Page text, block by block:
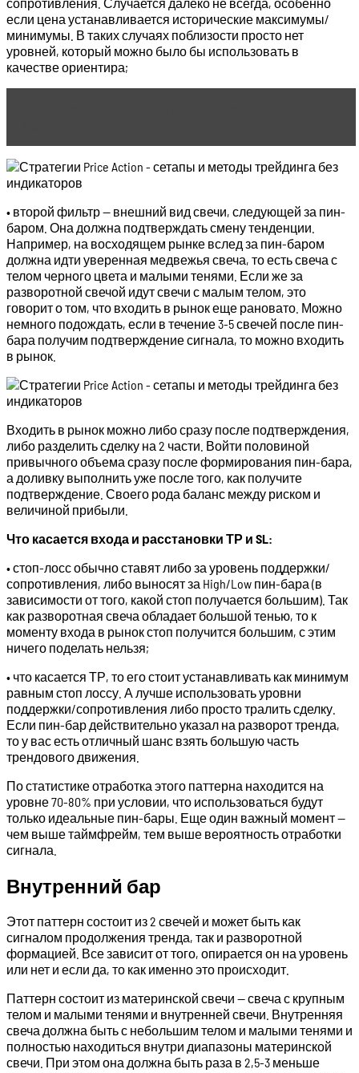
если цена устанавливается исторические максимумы/
минимумы. В таких случаях поблизости просто нет
уровней, который можно было бы использовать в
качестве ориентира;
• второй фильтр — внешний вид свечи, следующей за пин-
баром. Она должна подтверждать смену тенденции.
Например, на восходящем рынке вслед за пин-баром
должна идти уверенная медвежья свеча, то есть свеча с
телом черного цвета и малыми тенями. Если же за
разворотной свечой идут свечи с малым телом, это
говорит о том, что входить в рынок еще рановато. Можно
немного подождать, если в течение 3-5 свечей после пин-
бара получим подтверждение сигнала, то можно входить
в рынок.
Входить в рынок можно либо сразу после подтверждения,
либо разделить сделку на 2 части. Войти половиной
привычного объема сразу после формирования пин-бара,
а доливку выполнить уже после того, как получите
подтверждение. Своего рода баланс между риском и
величиной прибыли.
Что касается входа и расстановки ТР и SL:
• стоп-лосс обычно ставят либо за уровень поддержки/
сопротивления, либо выносят за High/Low пин-бара (в
зависимости от того, какой стоп получается большим). Так
как разворотная свеча обладает большой тенью, то к
моменту входа в рынок стоп получится большим, с этим
ничего поделать нельзя;
• что касается ТР, то его стоит устанавливать как минимум
равным стоп лоссу. А лучше использовать уровни
поддержки/сопротивления либо просто тралить сделку.
Если пин-бар действительно указал на разворот тренда,
то у вас есть отличный шанс взять большую часть
трендового движения.
По статистике отработка этого паттерна находится на
уровне 70-80% при условии, что использоваться будут
только идеальные пин-бары. Еще один важный момент —
чем выше таймфрейм, тем выше вероятность отработки
сигнала.
Внутренний бар
Этот паттерн состоит из 2 свечей и может быть как
сигналом продолжения тренда, так и разворотной
формацией. Все зависит от того, опирается он на уровень
или нет и если да, то как именно это происходит.
Паттерн состоит из материнской свечи — свеча с крупным
телом и малыми тенями и внутренней свечи. Внутренняя
свеча должна быть с небольшим телом и малыми тенями и
полностью находиться внутри диапазоны материнской
свечи. При этом она должна быть раза в 2,5-3 меньше